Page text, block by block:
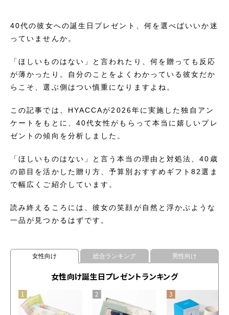
40代の彼女への誕生日プレゼント、何を選べばいいか迷
っていませんか。
「ほしいものはない」と言われたり、何を贈っても反応
が薄かったり。自分のことをよくわかっている彼女だか
らこそ、選ぶ側はつい慎重になりますよね。
この記事では、HYACCAが2026年に実施した独自アン
ケートをもとに、40代女性がもらって本当に嬉しいプレ
ゼントの傾向を分析しました。
「ほしいものはない」と言う本当の理由と対処法、40歳
の節目を活かした贈り方、予算別おすすめギフト82選ま
で幅広くご紹介しています。
読み終えるころには、彼女の笑顔が自然と浮かぶような
一品が見つかるはずです。
女性向け 総合ランキング 男性向け
女性向け誕生日プレゼントランキング